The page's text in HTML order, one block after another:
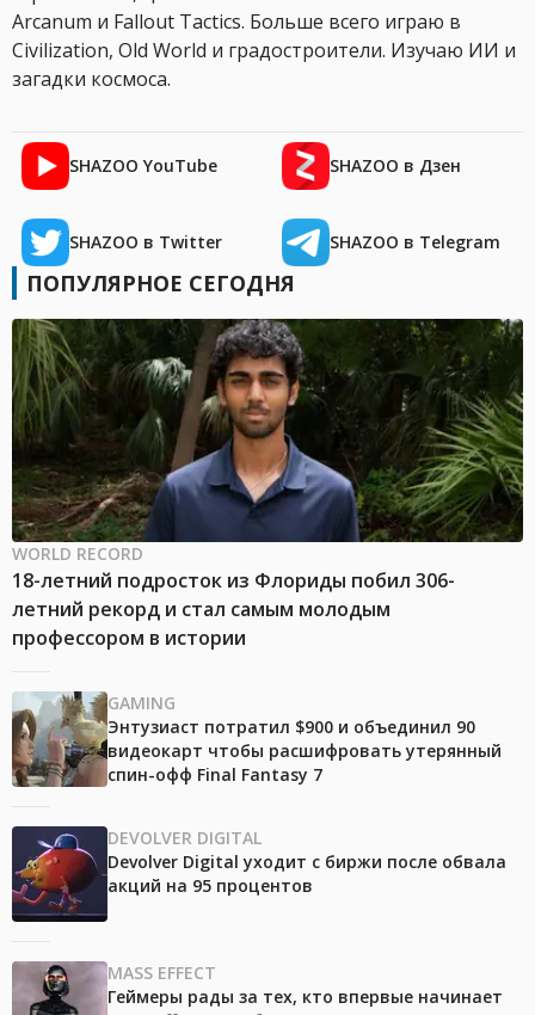
Arcanum и Fallout Tactics. Больше всего играю в
Civilization, Old World и градостроители. Изучаю ИИ и
загадки космоса.
SHAZOO YouTube SHAZOO в Дзен
SHAZOO в Twitter SHAZOO в Telegram
ПОПУЛЯРНОЕ СЕГОДНЯ
WORLD RECORD
18-летний подросток из Флориды побил 306-
летний рекорд и стал самым молодым
профессором в истории
GAMING
Энтузиаст потратил $900 и объединил 90
видеокарт чтобы расшифровать утерянный
спин-офф Final Fantasy 7
DEVOLVER DIGITAL
Devolver Digital уходит с биржи после обвала
акций на 95 процентов
MASS EFFECT
Геймеры рады за тех, кто впервые начинает